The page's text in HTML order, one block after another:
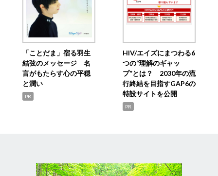
「ことだま」宿る羽生
結弦のメッセージ 名
言がもたらす心の平穏
と潤い
PR
HIV/エイズにまつわる6
つの“理解のギャッ
プ”とは？ 2030年の流
行終結を目指すGAP6の
特設サイトを公開
PR